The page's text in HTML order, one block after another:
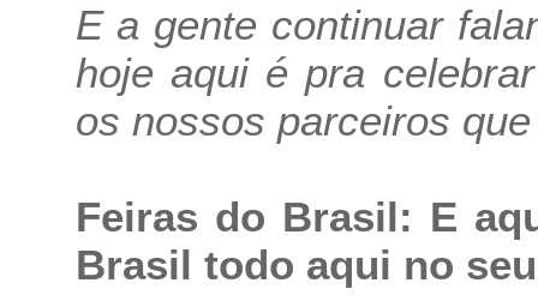
E a gente continuar
hoje aqui é pra
os nossos parceiros
Feiras do Brasil: E
Brasil todo aqui no